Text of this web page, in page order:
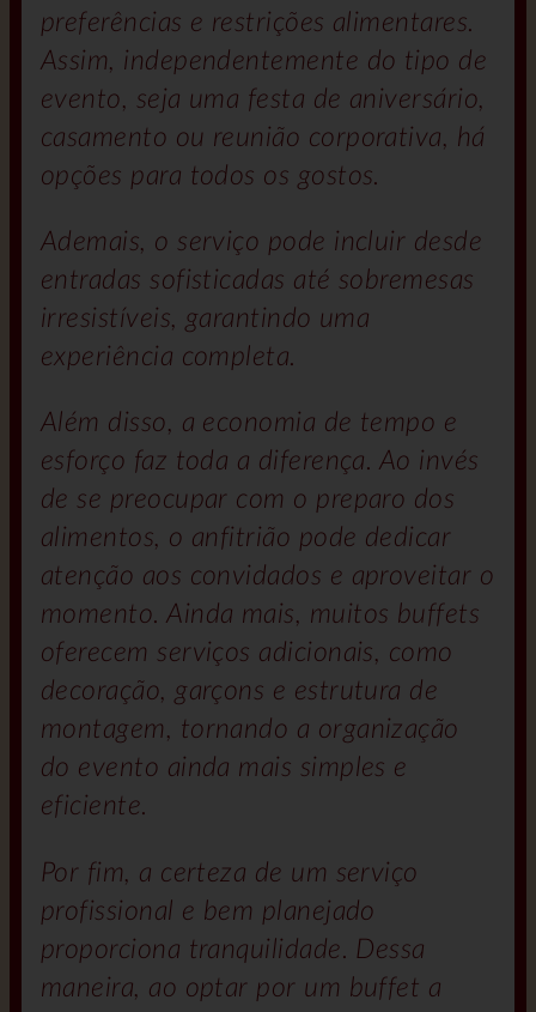
preferências e restrições alimentares.
Assim, independentemente do tipo de
evento, seja uma festa de aniversário,
casamento ou reunião corporativa, há
opções para todos os gostos.
Ademais, o serviço pode incluir desde
entradas sofisticadas até sobremesas
irresistíveis, garantindo uma
experiência completa.
Além disso, a economia de tempo e
esforço faz toda a diferença. Ao invés
de se preocupar com o preparo dos
alimentos, o anfitrião pode dedicar
atenção aos convidados e aproveitar o
momento. Ainda mais, muitos buffets
oferecem serviços adicionais, como
decoração, garçons e estrutura de
montagem, tornando a organização
do evento ainda mais simples e
eficiente.
Por fim, a certeza de um serviço
profissional e bem planejado
proporciona tranquilidade. Dessa
maneira, ao optar por um buffet a